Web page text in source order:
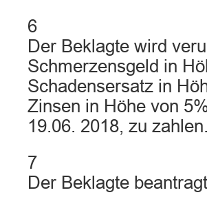
6
Der Beklagte wird
Schmerzensgeld in
Schadensersatz in
Zinsen in Höhe von
19.06. 2018, zu zahlen.
7
Der Beklagte